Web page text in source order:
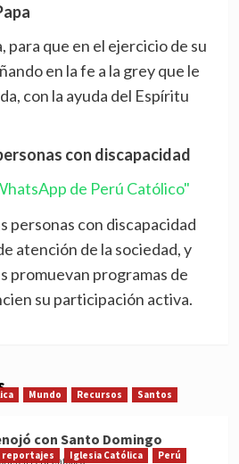
para que en el ejercicio de su
en la fe a la grey que le
con la ayuda del Espíritu
con discapacidad
de Perú Católico"
personas con discapacidad
atención de la sociedad, y
promuevan programas de
su participación activa.
Mundo Recursos Santos
con Santo Domingo
en Perú Católico
reportajes Iglesia Católica Perú